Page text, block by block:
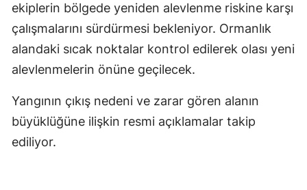
ekiplerin bölgede yeniden alevlenme riskine karşı
çalışmalarını sürdürmesi bekleniyor. Ormanlık
alandaki sıcak noktalar kontrol edilerek olası yeni
alevlenmelerin önüne geçilecek.
Yangının çıkış nedeni ve zarar gören alanın
büyüklüğüne ilişkin resmi açıklamalar takip
ediliyor.